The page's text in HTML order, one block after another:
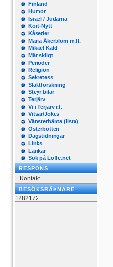
Finland
Humor
Israel / Judarna
Kort-Nytt
Kåserier
Maria Åkerblom m.fl.
Mikael Käld
Mänskligt
Perioder
Religion
Sekretess
Släktforskning
Steyr bilar
Terjärv
Vi i Terjärv r.f.
Vitsar/Jokes
Vänsterhänta (lista)
Österbotten
Dagstidningar
Links
Länkar
Sök på Loffe.net
RESPONS
Kontakt
BESÖKSRÄKNARE
1282172